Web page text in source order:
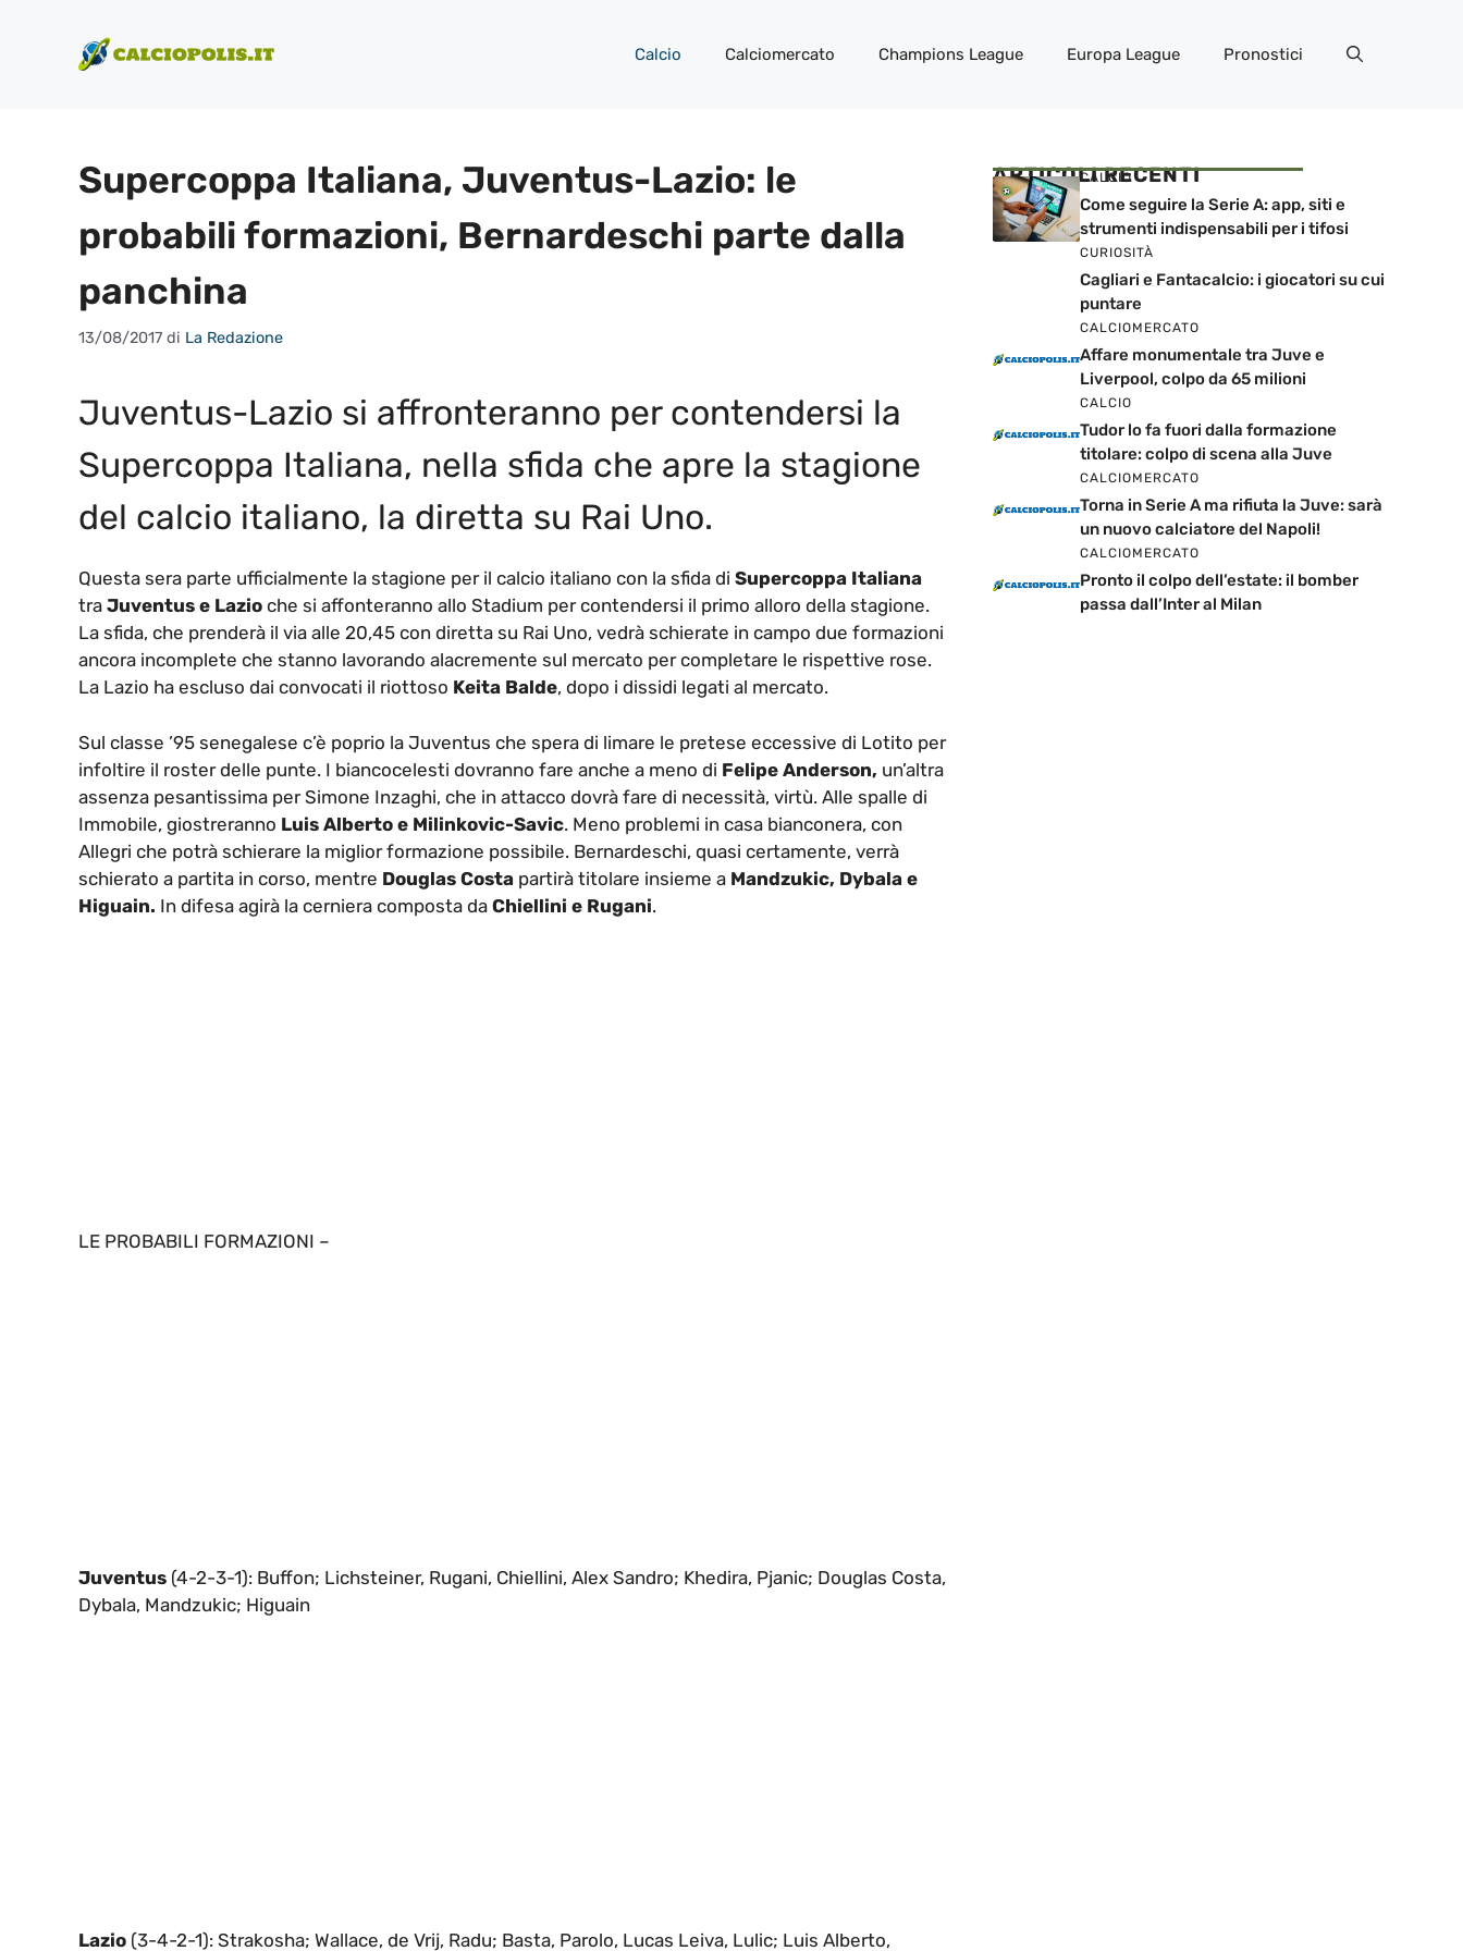
contenuto
Calcio Calciomercato Champions League Europa League Pronostici
Supercoppa Italiana, Juventus-Lazio: le
probabili formazioni, Bernardeschi parte dalla
panchina
13/08/2017 di La Redazione
Juventus-Lazio si affronteranno per contendersi la
Supercoppa Italiana, nella sfida che apre la stagione
del calcio italiano, la diretta su Rai Uno.
Questa sera parte ufficialmente la stagione per il calcio italiano con la sfida di Supercoppa Italiana
tra Juventus e Lazio che si affonteranno allo Stadium per contendersi il primo alloro della stagione.
La sfida, che prenderà il via alle 20,45 con diretta su Rai Uno, vedrà schierate in campo due formazioni
ancora incomplete che stanno lavorando alacremente sul mercato per completare le rispettive rose.
La Lazio ha escluso dai convocati il riottoso Keita Balde, dopo i dissidi legati al mercato.
Sul classe ’95 senegalese c’è poprio la Juventus che spera di limare le pretese eccessive di Lotito per
infoltire il roster delle punte. I biancocelesti dovranno fare anche a meno di Felipe Anderson, un’altra
assenza pesantissima per Simone Inzaghi, che in attacco dovrà fare di necessità, virtù. Alle spalle di
Immobile, giostreranno Luis Alberto e Milinkovic-Savic. Meno problemi in casa bianconera, con
Allegri che potrà schierare la miglior formazione possibile. Bernardeschi, quasi certamente, verrà
schierato a partita in corso, mentre Douglas Costa partirà titolare insieme a Mandzukic, Dybala e
Higuain. In difesa agirà la cerniera composta da Chiellini e Rugani.
LE PROBABILI FORMAZIONI –
Juventus (4-2-3-1): Buffon; Lichsteiner, Rugani, Chiellini, Alex Sandro; Khedira, Pjanic; Douglas Costa,
Dybala, Mandzukic; Higuain
Lazio (3-4-2-1): Strakosha; Wallace, de Vrij, Radu; Basta, Parolo, Lucas Leiva, Lulic; Luis Alberto,
ARTICOLI RECENTI
CALCIO
Come seguire la Serie A: app, siti e
strumenti indispensabili per i tifosi
CURIOSITÀ
Cagliari e Fantacalcio: i giocatori su cui
puntare
CALCIOMERCATO
Affare monumentale tra Juve e
Liverpool, colpo da 65 milioni
CALCIO
Tudor lo fa fuori dalla formazione
titolare: colpo di scena alla Juve
CALCIOMERCATO
Torna in Serie A ma rifiuta la Juve: sarà
un nuovo calciatore del Napoli!
CALCIOMERCATO
Pronto il colpo dell’estate: il bomber
passa dall’Inter al Milan